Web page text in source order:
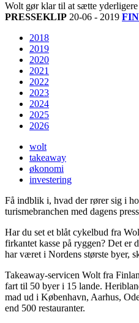
Wolt gør klar til at sætte yderligere
PRESSEKLIP 20-06 - 2019
2018
2019
2020
2021
2022
2023
2024
2025
2026
wolt
takeaway
økonomi
investering
Få indblik i, hvad der rører sig i
turismebranchen med dagens
Har du set et blåt cykelbud fra
firkantet kasse på ryggen? Det er
har været i Nordens største byer,
Takeaway-servicen Wolt fra
fart til 50 byer i 15 lande.
mad ud i København, Aarhus,
end 500 restauranter.